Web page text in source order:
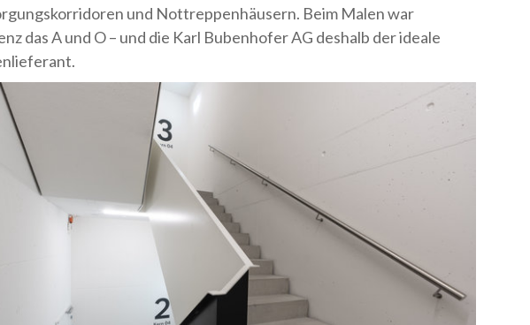
und Nottreppenhäusern. Beim Malen war
das A und O – und die Karl Bubenhofer AG deshalb der ideale